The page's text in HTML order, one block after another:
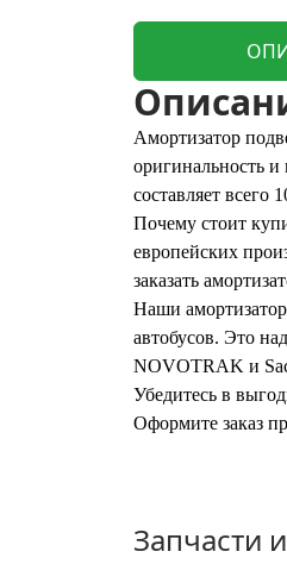
Амортизатор
оригинальность
составляет всего
Почему стоит
европейских
заказать
Наши
автобусов. Это
NOVOTRAK и
Убедитесь в
Оформите заказ
Запчасти